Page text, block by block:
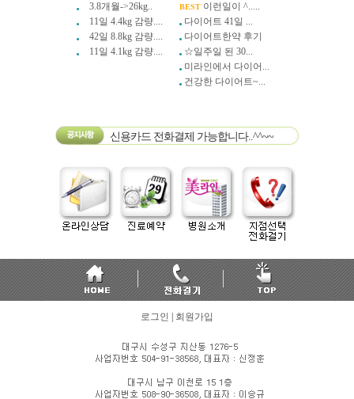
3.8개월->26kg..
11일 4.4kg 감량....
42일 8.8kg 감량....
11일 4.1kg 감량....
BEST 이런일이 ^.....
다이어트 41일 ...
다이어트한약 후기
☆일주일 된 30...
미라인에서 다이어...
건강한 다이어트~...
신용카드 전화결제 가능합니다..^^~~
로그인 회원가입